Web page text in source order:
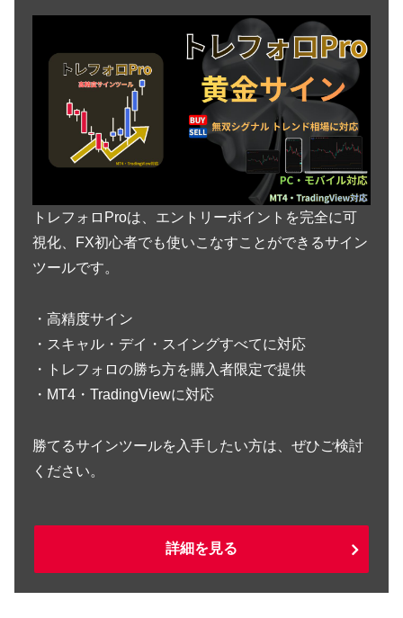
トレフォロProは、エントリーポイントを完全に可
視化、FX初心者でも使いこなすことができるサイン
ツールです。
・高精度サイン
・スキャル・デイ・スイングすべてに対応
・トレフォロの勝ち方を購入者限定で提供
・MT4・TradingViewに対応
勝てるサインツールを入手したい方は、ぜひご検討
ください。
詳細を見る